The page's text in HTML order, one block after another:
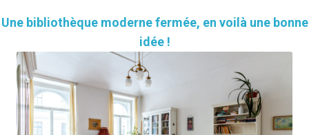
Une bibliothèque moderne fermée, en voilà une bonne
idée !